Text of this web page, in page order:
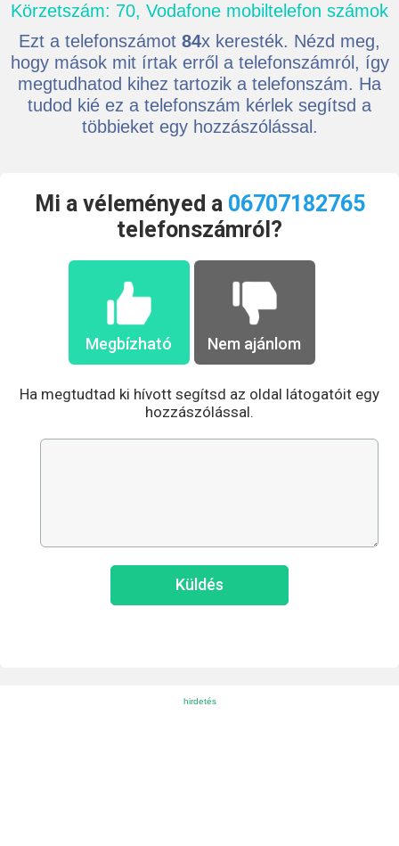
Körzetszám: 70, Vodafone mobiltelefon számok
Ezt a telefonszámot 84x keresték. Nézd meg,
hogy mások mit írtak erről a telefonszámról, így
megtudhatod kihez tartozik a telefonszám. Ha
tudod kié ez a telefonszám kérlek segítsd a
többieket egy hozzászólással.
Mi a véleményed a 06707182765
telefonszámról?
Megbízható Nem ajánlom
Ha megtudtad ki hívott segítsd az oldal látogatóit egy
hozzászólással.
Küldés